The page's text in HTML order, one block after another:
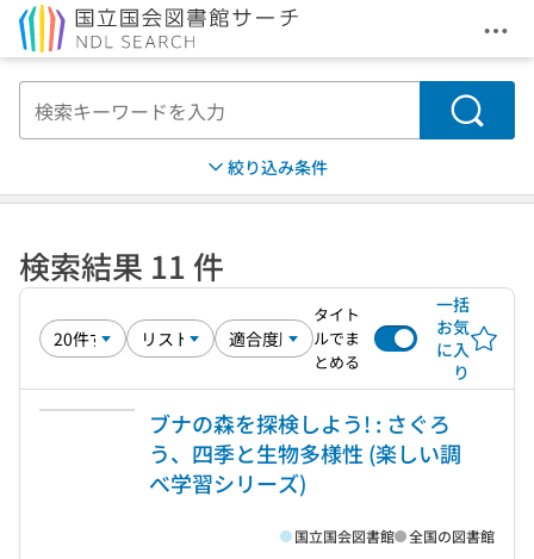
メ
検索
絞り込み条件
検索結果 11 件
タイト
ルでま
とめる
一括
お気
に入
り
ブナの森を探検しよう! : さぐろ
う、四季と生物多様性 (楽しい調
べ学習シリーズ)
国立国会図書館 全国の図書館